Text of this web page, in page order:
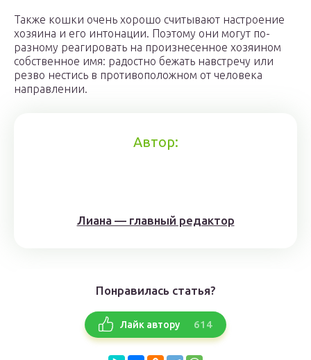
Также кошки очень хорошо считывают настроение
хозяина и его интонации. Поэтому они могут по-
разному реагировать на произнесенное хозяином
собственное имя: радостно бежать навстречу или
резво нестись в противоположном от человека
направлении.
Автор:
Лиана — главный редактор
Понравилась статья?
Лайк автору 614